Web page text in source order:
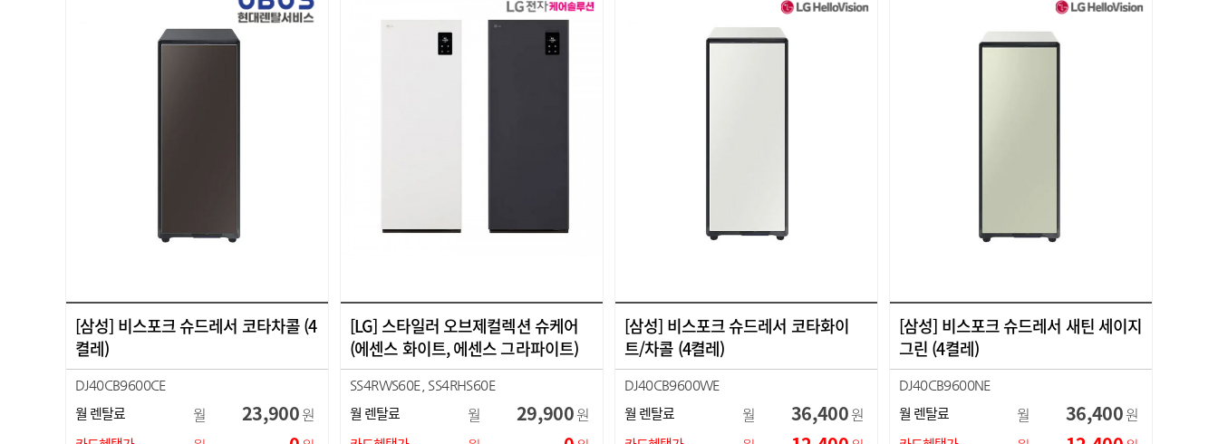
[삼성] 비스포크 슈드레서 코타차콜 (4
켤레)
DJ40CB9600CE
월 렌탈료 월 23,900원
[LG] 스타일러 오브제컬렉션 슈케어
(에센스 화이트, 에센스 그라파이트)
SS4RWS60E, SS4RHS60E
월 렌탈료 월 29,900원
[삼성] 비스포크 슈드레서 코타화이
트/차콜 (4켤레)
DJ40CB9600WE
월 렌탈료 월 36,400원
[삼성] 비스포크 슈드레서 새틴 세이지
그린 (4켤레)
DJ40CB9600NE
월 렌탈료 월 36,400원